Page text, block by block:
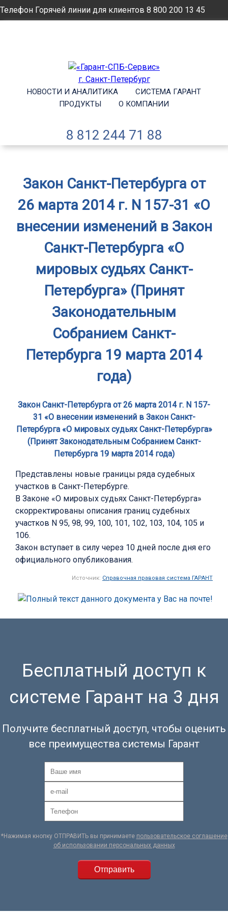
Телефон Горячей линии для клиентов 8 800 200 13 45
НОВОСТИ И АНАЛИТИКА
СИСТЕМА ГАРАНТ
ПРОДУКТЫ
О КОМПАНИИ
8 812 244 71 88
Закон Санкт-Петербурга от
26 марта 2014 г. N 157-31 «О
внесении изменений в Закон
Санкт-Петербурга «О
мировых судьях Санкт-
Петербурга» (Принят
Законодательным
Собранием Санкт-
Петербурга 19 марта 2014
года)
Закон Санкт-Петербурга от 26 марта 2014 г. N 157-
31 «О внесении изменений в Закон Санкт-
Петербурга «О мировых судьях Санкт-Петербурга»
(Принят Законодательным Собранием Санкт-
Петербурга 19 марта 2014 года)
Представлены новые границы ряда судебных
участков в Санкт-Петербурге.
В Законе «О мировых судьях Санкт-Петербурга»
скорректированы описания границ судебных
участков N 95, 98, 99, 100, 101, 102, 103, 104, 105 и
106.
Закон вступает в силу через 10 дней после дня его
официального опубликования.
Источник: Справочная правовая система ГАРАНТ
Бесплатный доступ к
системе Гарант на 3 дня
Получите бесплатный доступ, чтобы оценить
все преимущества системы Гарант
*Нажимая кнопку ОТПРАВИТЬ вы принимаете пользовательское соглашение
об использовании персональных данных